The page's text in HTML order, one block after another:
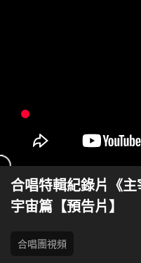
合唱特輯紀錄片《
宇宙篇【預告片】
合唱團視頻